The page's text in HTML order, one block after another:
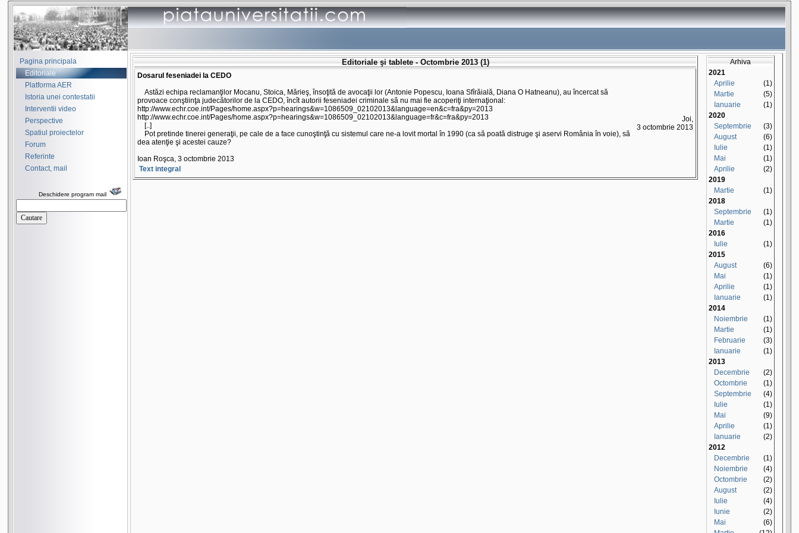
Pagina principala
Editoriale
Platforma AER
Istoria unei contestatii
Interventii video
Perspective
Spatiul proiectelor
Forum
Referinte
Contact, mail
Deschidere program mail
Editoriale şi tablete - Octombrie 2013 (1)
Dosarul feseniadei la CEDO
Astăzi echipa reclamanţilor Mocanu, Stoica, Mărieş, însoţită de avocaţii lor (Antonie Popescu, Ioana Sfîrăială, Diana O Hatneanu), au încercat să
provoace conştiinţa judecătorilor de la CEDO, încît autorii feseniadei criminale să nu mai fie acoperiţi internaţional:
http://www.echr.coe.int/Pages/home.aspx?p=hearings&w=1086509_02102013&language=en&c=fra&py=2013
http://www.echr.coe.int/Pages/home.aspx?p=hearings&w=1086509_02102013&language=fr&c=fra&py=2013
[..]
Pot pretinde tinerei generaţii, pe cale de a face cunoştinţă cu sistemul care ne-a lovit mortal în 1990 (ca să poată distruge şi aservi România în voie), să
dea atenţie şi acestei cauze?
Ioan Roşca, 3 octombrie 2013
Text integral
Joi,
3 octombrie 2013